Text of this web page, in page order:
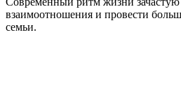
взаимоотношения и провести
семьи.